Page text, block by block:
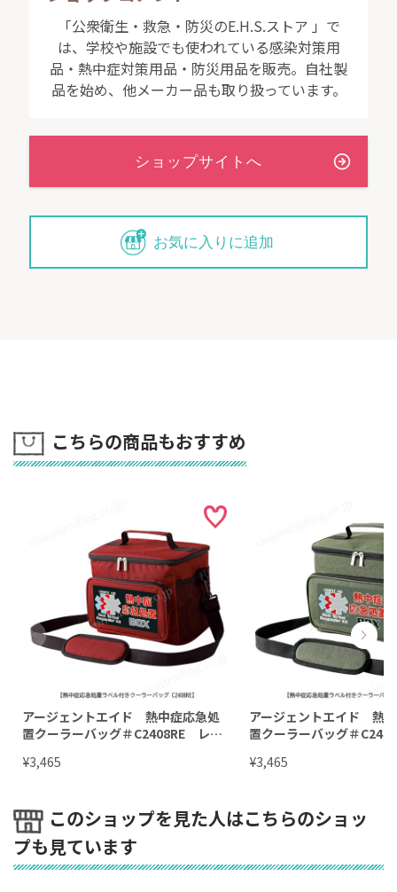
「公衆衛生・救急・防災のE.H.S.ストア 」で
は、学校や施設でも使われている感染対策用
品・熱中症対策用品・防災用品を販売。自社製
品を始め、他メーカー品も取り扱っています。
お気に入りに追加
こちらの商品もおすすめ
アージェントエイド 熱中症応急処
置クーラーバッグ＃C2408RE レッ
¥3,465
アージェントエイド 熱
置クーラーバッグ＃
¥3,465
このショップを見た人はこちらのショッ
プも見ています